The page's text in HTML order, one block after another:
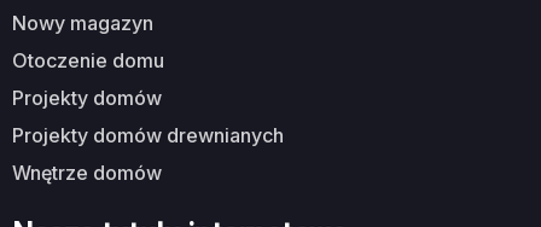
nowy magazyn
otoczenie domu
projekty domów
projekty domów drewnianych
wnętrze domów